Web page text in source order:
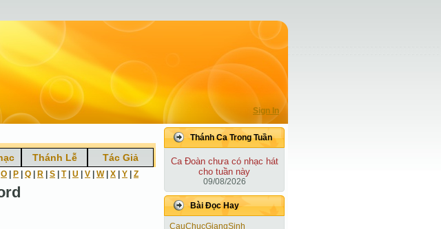
Sign In
Thánh Lễ Tác Giả
O P Q R S T| U V W| X Y Z
Thánh Ca Trong Tuần
Ca Ðoàn chưa có nhạc hát
cho tuần này
09/08/2026
Bài Ðọc Hay
CauChucGiangSinh